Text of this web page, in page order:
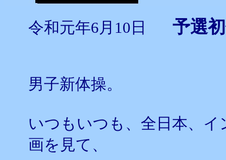
令和元年6月10日 予選
男子新体操。
いつもいつも、全日本、
画を見て、